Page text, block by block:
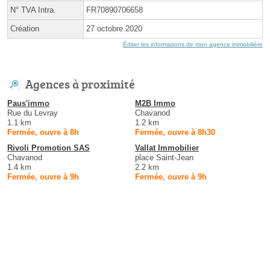
N° TVA Intra. FR70890706658
Création 27 octobre 2020
Éditer les informations de mon agence immobilière
Agences à proximité
Paus'immo
Rue du Levray
1.1 km
Fermée, ouvre à 8h
M2B Immo
Chavanod
1.2 km
Fermée, ouvre à 8h30
Rivoli Promotion SAS
Chavanod
1.4 km
Fermée, ouvre à 9h
Vallat Immobilier
place Saint-Jean
2.2 km
Fermée, ouvre à 9h